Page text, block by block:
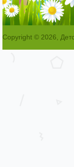
Copyright © 2026,